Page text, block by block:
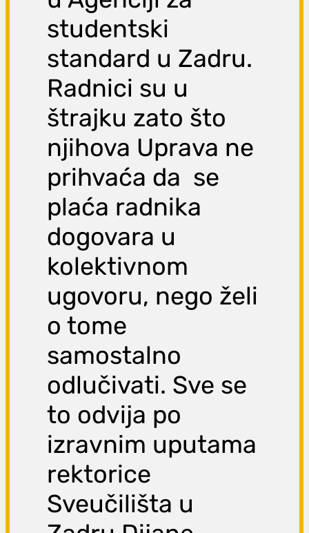
studentski
standard u Zadru.
Radnici su u
štrajku zato što
njihova Uprava ne
prihvaća da se
plaća radnika
dogovara u
kolektivnom
ugovoru, nego želi
o tome
samostalno
odlučivati. Sve se
to odvija po
izravnim uputama
rektorice
Sveučilišta u